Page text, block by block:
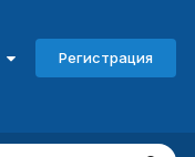
Регистрация